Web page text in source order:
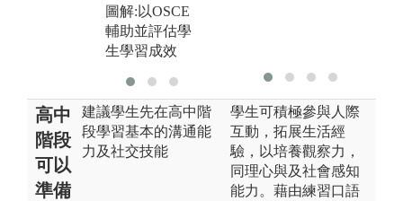
圖解:以OSCE
輔助並評估學
生學習成效
高中
階段
可以
準備
建議學生先在高中階
段學習基本的溝通能
力及社交技能
學生可積極參與人際
互動，拓展生活經
驗，以培養觀察力，
同理心與及社會感知
能力。藉由練習口語